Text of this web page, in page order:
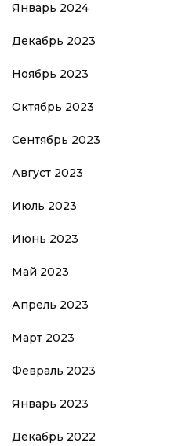
Январь 2024
Декабрь 2023
Ноябрь 2023
Октябрь 2023
Сентябрь 2023
Август 2023
Июль 2023
Июнь 2023
Май 2023
Апрель 2023
Март 2023
Февраль 2023
Январь 2023
Декабрь 2022